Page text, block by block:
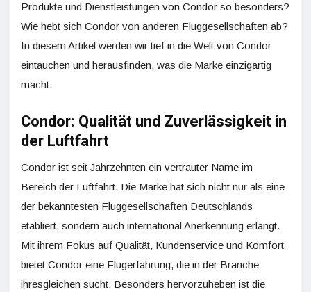
Produkte und Dienstleistungen von Condor so besonders?
Wie hebt sich Condor von anderen Fluggesellschaften ab?
In diesem Artikel werden wir tief in die Welt von Condor
eintauchen und herausfinden, was die Marke einzigartig
macht.
Condor: Qualität und Zuverlässigkeit in
der Luftfahrt
Condor ist seit Jahrzehnten ein vertrauter Name im
Bereich der Luftfahrt. Die Marke hat sich nicht nur als eine
der bekanntesten Fluggesellschaften Deutschlands
etabliert, sondern auch international Anerkennung erlangt.
Mit ihrem Fokus auf Qualität, Kundenservice und Komfort
bietet Condor eine Flugerfahrung, die in der Branche
ihresgleichen sucht. Besonders hervorzuheben ist die